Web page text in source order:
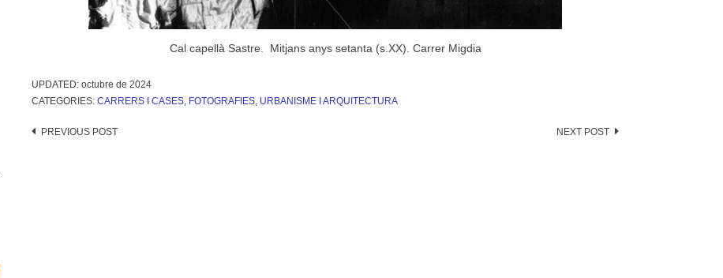
Cal capellà Sastre. Mitjans anys setanta (s.XX). Carrer Migdia
UPDATED: octubre de 2024
CATEGORIES: CARRERS I CASES, FOTOGRAFIES, URBANISME I ARQUITECTURA
Post
PREVIOUS POST NEXT POST